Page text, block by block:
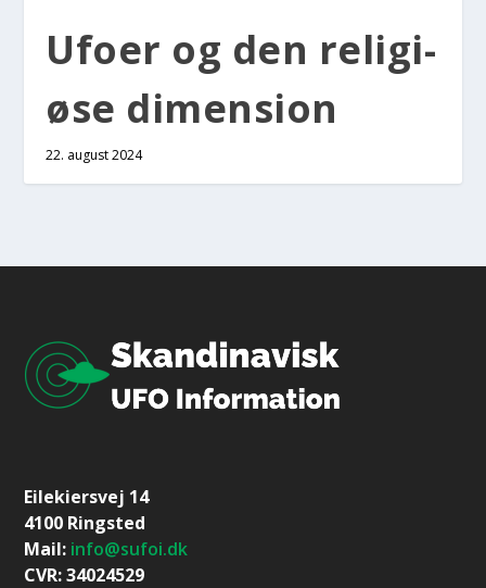
Ufo­er og den reli­gi­
øse dimen­sion
22. august 2024
Eilekiersvej 14
4100 Ringsted
Mail: info@sufoi.dk
CVR: 34024529